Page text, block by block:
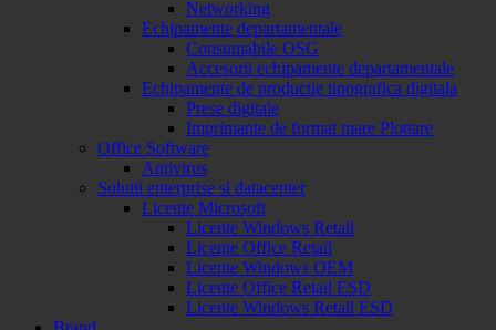
Networking
Echipamente departamentale
Consumabile OSG
Accesorii echipamente departamentale
Echipamente de productie tipografica digitala
Prese digitale
Imprimante de format mare Plottare
Office Software
Antivirus
Solutii enterprise si datacenter
Licente Microsoft
Licente Windows Retail
Licente Office Retail
Licente Windows OEM
Licente Office Retail ESD
Licente Windows Retail ESD